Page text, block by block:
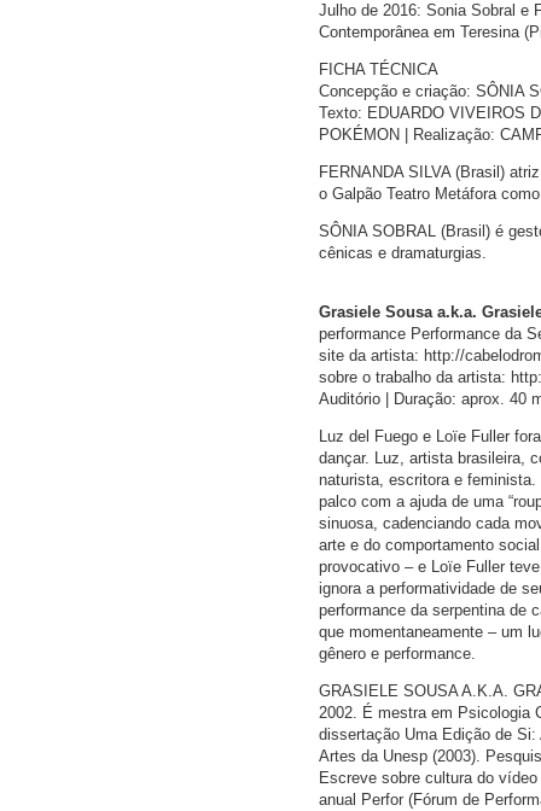
Julho de 2016: Sonia Sobral e
Contemporânea em Teresina
FICHA TÉCNICA
Concepção e criação: SÔNIA
Texto: EDUARDO VIVEIROS
POKÉMON | Realização:
FERNANDA SILVA (Brasil)
o Galpão Teatro Metáfora
SÔNIA SOBRAL (Brasil) é
cênicas e dramaturgias.
Grasiele Sousa a.k.a.
performance Performance da
site da artista: http://
sobre o trabalho da artista:
Auditório | Duração: aprox. 40
Luz del Fuego e Loïe Fuller
dançar. Luz, artista brasileira,
naturista, escritora e
palco com a ajuda de uma
sinuosa, cadenciando cada
arte e do comportamento
provocativo – e Loïe Fuller
ignora a performatividade de
performance da serpentina de
que momentaneamente – um
gênero e performance.
GRASIELE SOUSA A.K.A.
2002. É mestra em Psicologia
dissertação Uma Edição de
Artes da Unesp (2003).
Escreve sobre cultura do
anual Perfor (Fórum de